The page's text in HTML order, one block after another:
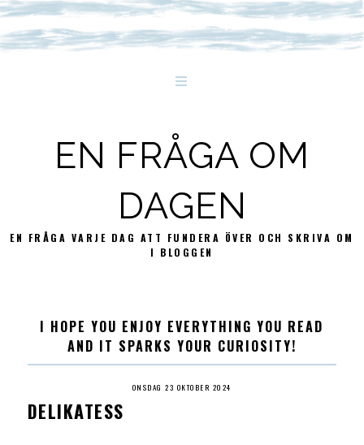
EN FRÅGA OM
DAGEN
EN FRÅGA VARJE DAG ATT FUNDERA ÖVER OCH SKRIVA OM
I BLOGGEN
I HOPE YOU ENJOY EVERYTHING YOU READ
AND IT SPARKS YOUR CURIOSITY!
ONSDAG 23 OKTOBER 2024
DELIKATESS